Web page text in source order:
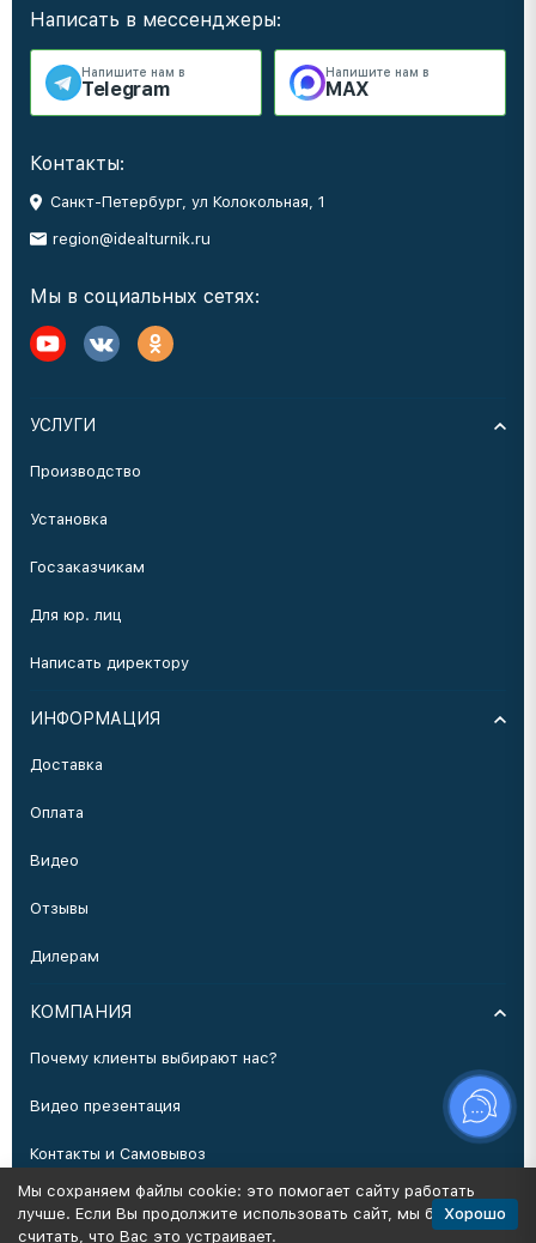
Написать в мессенджеры:
Напишите нам в
Telegram
Напишите нам в
MAX
Контакты:
Санкт-Петербург, ул Колокольная, 1
region@idealturnik.ru
Мы в социальных сетях:
УСЛУГИ
Производство
Установка
Госзаказчикам
Для юр. лиц
Написать директору
ИНФОРМАЦИЯ
Доставка
Оплата
Видео
Отзывы
Дилерам
КОМПАНИЯ
Почему клиенты выбирают нас?
Видео презентация
Контакты и Самовывоз
Производство
Мы сохраняем файлы cookie: это помогает сайту работать
лучше. Если Вы продолжите использовать сайт, мы будем
считать, что Вас это устраивает.
Хорошо